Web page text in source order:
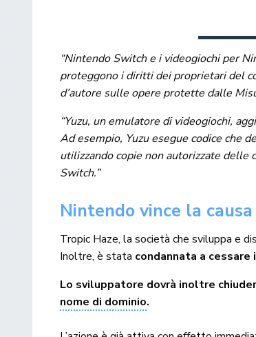
“Nintendo Switch e i videogiochi per
proteggono i diritti dei proprietari del
d’autore sulle opere protette dalle
“Yuzu, un emulatore di videogiochi,
Ad esempio, Yuzu esegue codice che
utilizzando copie non autorizzate
Switch.”
Nintendo vince la
Tropic Haze, la società che sviluppa e
Inoltre, è stata condannata a
Lo sviluppatore dovrà inoltre
nome di dominio.